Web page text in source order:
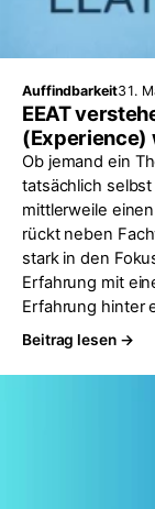
Auffindbarkeit31.
EEAT
(Experience)
Ob jemand ein
tatsächlich
mittlerweile
rückt neben
stark in den
Erfahrung mit
Erfahrung hinter
Beitrag lesen →